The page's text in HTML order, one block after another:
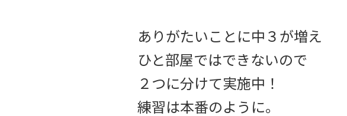
ありがたいことに中３が増え
ひと部屋ではできないので
２つに分けて実施中！
練習は本番のように。